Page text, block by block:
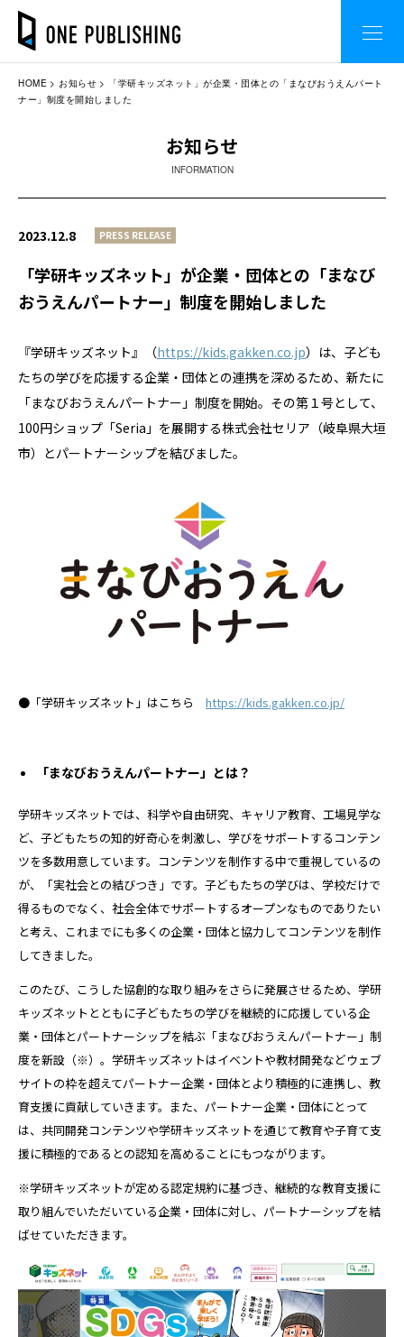
HOME お知らせ
「学研キッズネット」が企業・団体との「まなびおうえんパート
ナー」制度を開始しました
お知らせ
INFORMATION
2023.12.8 PRESS RELEASE
「学研キッズネット」が企業・団体との「まなび
おうえんパートナー」制度を開始しました
『学研キッズネット』（https://kids.gakken.co.jp）は、子ども
たちの学びを応援する企業・団体との連携を深めるため、新たに
「まなびおうえんパートナー」制度を開始。その第１号として、
100円ショップ「Seria」を展開する株式会社セリア（岐阜県大垣
市）とパートナーシップを結びました。
●「学研キッズネット」はこちら https://kids.gakken.co.jp/
「まなびおうえんパートナー」とは？
学研キッズネットでは、科学や自由研究、キャリア教育、工場見学な
ど、子どもたちの知的好奇心を刺激し、学びをサポートするコンテン
ツを多数用意しています。コンテンツを制作する中で重視しているの
が、「実社会との結びつき」です。子どもたちの学びは、学校だけで
得るものでなく、社会全体でサポートするオープンなものでありたい
と考え、これまでにも多くの企業・団体と協力してコンテンツを制作
してきました。
このたび、こうした協創的な取り組みをさらに発展させるため、学研
キッズネットとともに子どもたちの学びを継続的に応援している企
業・団体とパートナーシップを結ぶ「まなびおうえんパートナー」制
度を新設（※）。学研キッズネットはイベントや教材開発などウェブ
サイトの枠を超えてパートナー企業・団体とより積極的に連携し、教
育支援に貢献していきます。また、パートナー企業・団体にとって
は、共同開発コンテンツや学研キッズネットを通じて教育や子育て支
援に積極的であるとの認知を高めることにもつながります。
※学研キッズネットが定める認定規約に基づき、継続的な教育支援に
取り組んでいただいている企業・団体に対し、パートナーシップを結
ばせていただきます。